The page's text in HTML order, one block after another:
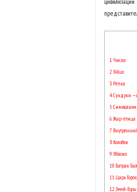
1 Числа
2 Яйцо
3 Репка
4Сундуки —
5
6 Жар-птица
7
8 Колобок
9 Яблоко
10 Батрак
11 Царь Горох
12 Змей-